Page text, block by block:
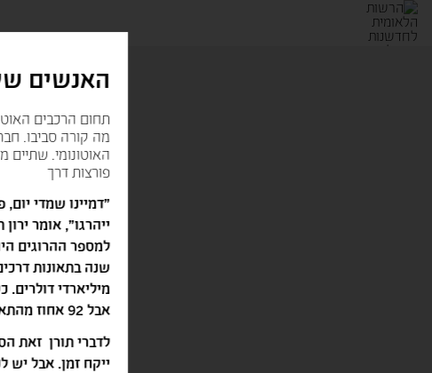
האנשים
תחום הרכבים
מה קורה סביבו.
האוטונומי. שתיים
פורצות דרך
ייהרגו", אומר
שנה בתאונות
מיליארדי
אבל 92 אחוז מהתאונות מתרחשות בגלל גורם אנושי: נהג עייף, שיכור או סתם לא שם לב".
לדברי תורן זאת
ייקח זמן. אבל יש